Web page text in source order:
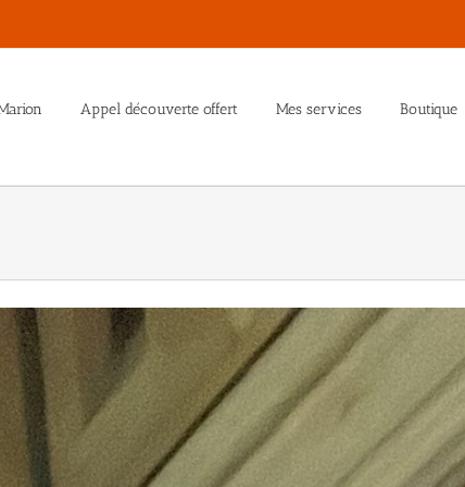
Appel découverte offert Mes services Boutique